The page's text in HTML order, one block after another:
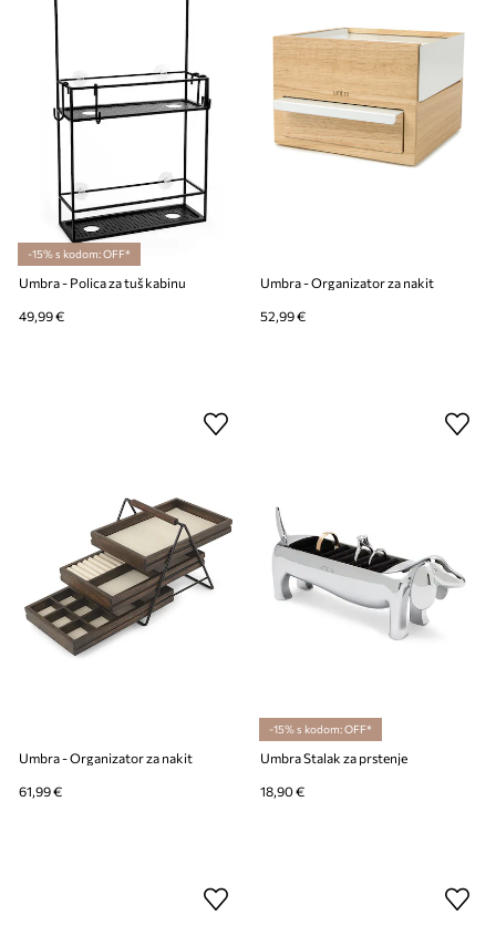
-15% s kodom: OFF*
Umbra - Polica za tuš kabinu
49,99 €
Umbra - Organizator za nakit
52,99 €
Umbra - Organizator za nakit
61,99 €
-15% s kodom: OFF*
Umbra Stalak za prstenje
18,90 €